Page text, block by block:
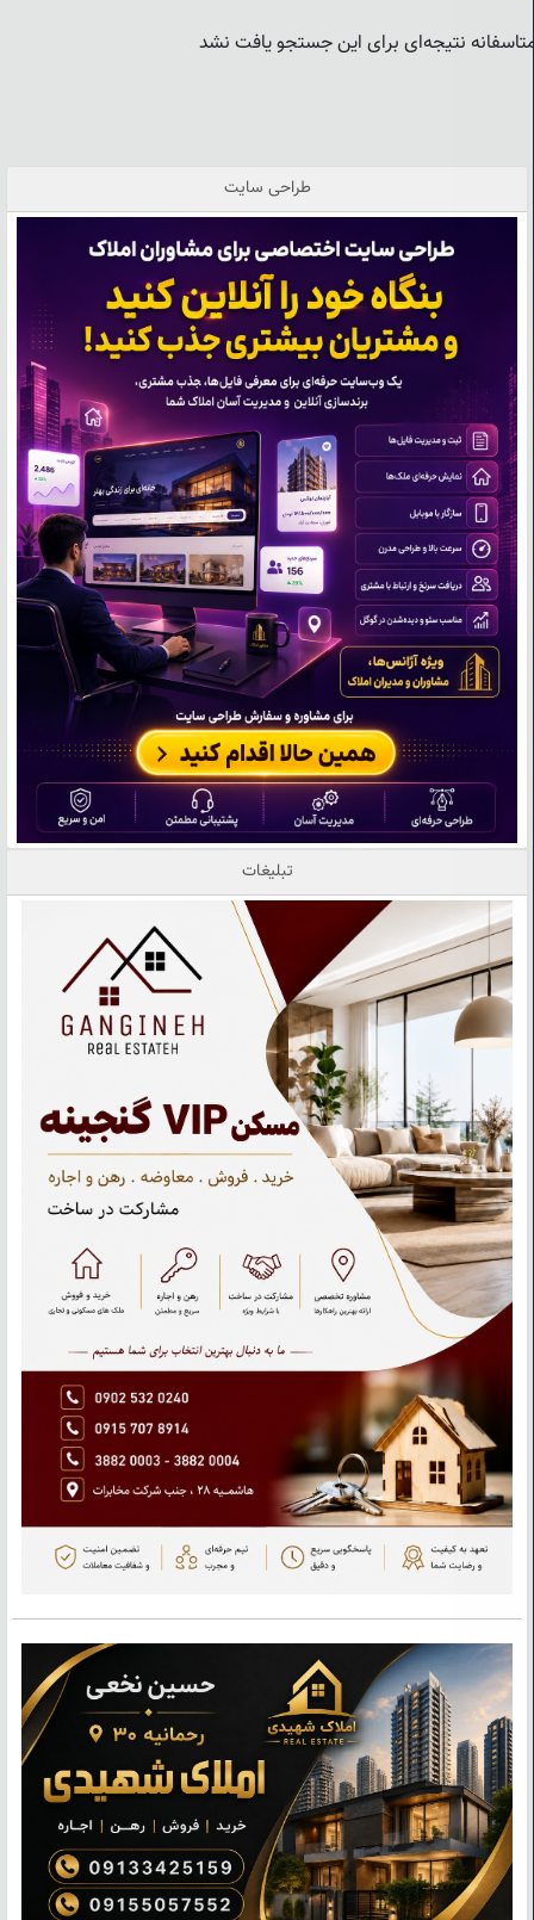
نتیجه‌ای برای این جستجو یافت نشد
طراحی سایت
تبلیغات